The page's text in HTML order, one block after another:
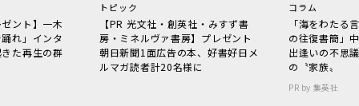
ント】一木
れ」インタ
た再生の群
トピック
【PR 光文社・創英社・みすず書
房・ミネルヴァ書房】プレゼント
朝日新聞1面広告の本、好書好日メ
ルマガ読者計20名様に
コラム
「海をわた
の往復書簡」
出逢いの不思
の〝家族〟
PR by 集英社